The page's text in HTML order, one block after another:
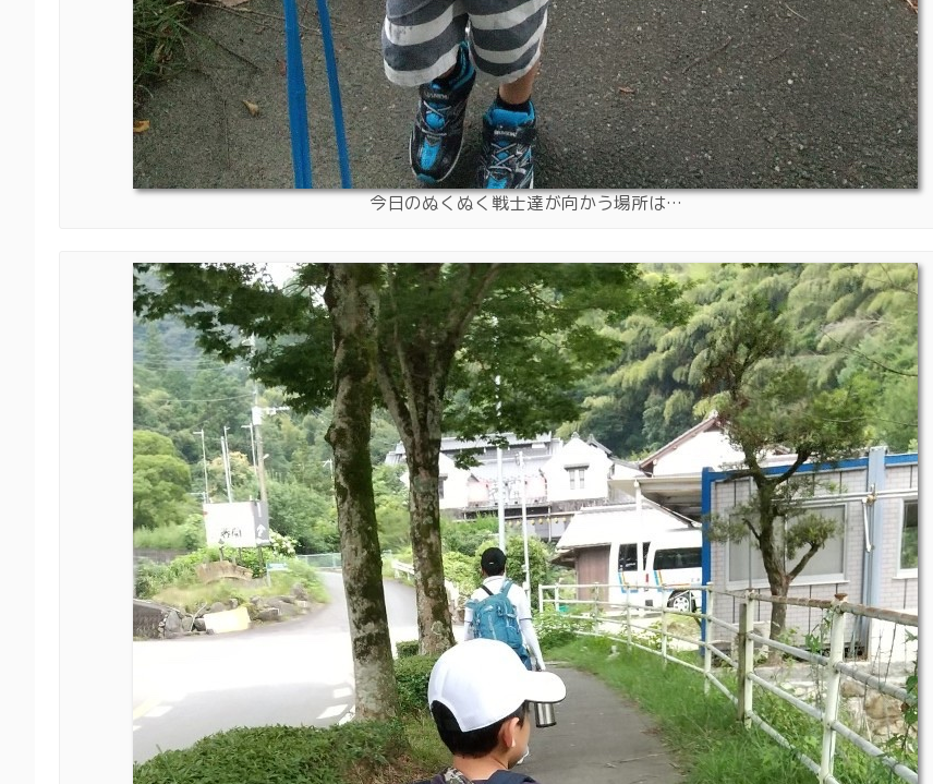
今日のぬくぬく戦士達が向かう場所は…